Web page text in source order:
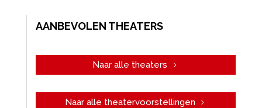
AANBEVOLEN THEATERS
Naar alle theaters
Naar alle theatervoorstellingen